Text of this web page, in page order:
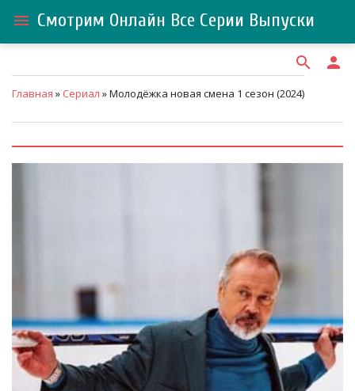
menu Смотрим Онлайн Все Серии Выпуски
search person
Главная » Сериал » Молодёжка новая смена 1 сезон (2024)